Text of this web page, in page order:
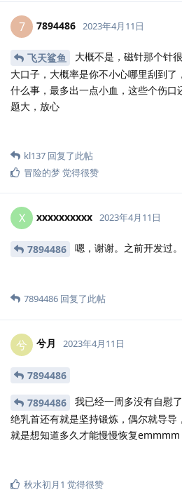
7 7894486 2023年4月11日
飞天鲨鱼
大概不是，磁针那个针
大口子，大概率是你不小心哪里刮到
什么事，最多出一点小血，这些个伤口
题大，放心
kl137 回复了此帖
冒险的梦觉得很赞
X xxxxxxxxxx 2023年4月11日
7894486 嗯，谢谢。之前开发过。
7894486 回复了此帖
兮 兮月 2023年4月11日
7894486
7894486
我已经一周多没有自慰
绝乳首还有就是坚持锻炼，偶尔就导导
就是想知道多久才能慢慢恢复emmmm
秋水初月1 觉得很赞